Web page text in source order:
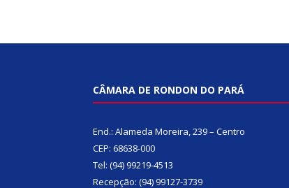
CÂMARA DE RONDON DO PARÁ
End.: Alameda Moreira, 239 – Centro
CEP: 68638-000
Tel: (94) 99219-4513
Recepção: (94) 99127-3739